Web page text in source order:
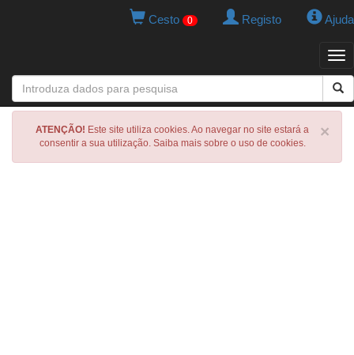
Cesto 0 Registo Ajuda
×
ATENÇÃO! Este site utiliza cookies. Ao navegar no site estará a
consentir a sua utilização. Saiba mais sobre o uso de cookies.